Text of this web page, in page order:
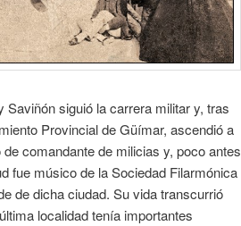
siguió la carrera militar y, tras
Provincial de Güímar, ascendió a
comandante de milicias y, poco antes
fue músico de la Sociedad Filarmónica
de dicha ciudad. Su vida transcurrió
localidad tenía importantes